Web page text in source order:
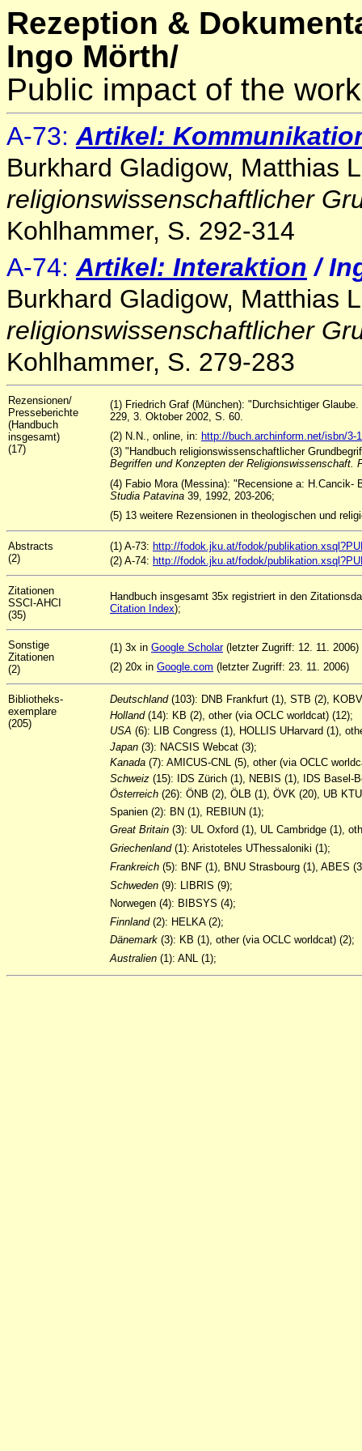
Rezeption &
Ingo Mörth/
Public impact of the
A-73: Artikel:
Burkhard Gladigow, Matthias
religionswissenschaftlicher
Kohlhammer, S. 292-314
A-74: Artikel: Interaktion /
Burkhard Gladigow, Matthias
religionswissenschaftlicher
Kohlhammer, S. 279-283
Rezensionen/
Presseberichte
(Handbuch
insgesamt)
(17)
(1) Friedrich Graf (München): "Durchsichtiger
229, 3. Oktober 2002, S. 60.
(2) N.N., online, in: http://buch.archinform.net/isbn/3-
(3) "Handbuch religionswissenschaftlicher
Begriffen und Konzepten der
(4) Fabio Mora (Messina): "Recensione a: H.Cancik-
Studia Patavina 39, 1992, 203-206;
(5) 13 weitere Rezensionen in theologischen und
Abstracts
(2)
(1) A-73: http://fodok.jku.at/fodok/
(2) A-74: http://fodok.jku.at/fodok/
Zitationen
SSCI-AHCI
(35)
Handbuch insgesamt 35x registriert in den
Citation Index);
Sonstige
Zitationen
(2)
(1) 3x in Google Scholar(letzter Zugriff: 12. 11. 2006)
(2) 20x in Google.com (letzter Zugriff: 23. 11. 2006)
Bibliotheks-
exemplare
(205)
Deutschland (103): DNB Frankfurt (1), STB (2),
Holland(14): KB (2), other (via OCLC worldcat) (12);
USA (6): LIB Congress (1), HOLLIS UHarvard (1),
Japan (3): NACSIS Webcat (3);
Kanada (7): AMICUS-CNL (5), other (via OCLC
Schweiz (15): IDS Zürich (1), NEBIS (1), IDS Basel-
Österreich (26): ÖNB (2), ÖLB (1), ÖVK (20), UB
Spanien (2): BN (1), REBIUN (1);
Great Britain (3): UL Oxford (1), UL Cambridge (1),
Griechenland(1): Aristoteles UThessaloniki (1);
Frankreich (5): BNF (1), BNU Strasbourg (1), ABES
Schweden (9): LIBRIS (9);
Norwegen (4): BIBSYS (4);
Finnland(2): HELKA (2);
Dänemark (3): KB (1), other (via OCLC worldcat) (2);
Australien (1): ANL (1);